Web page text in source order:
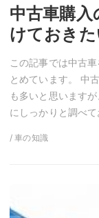
中古車購
けておき
この記事では中古
とめています。 中
も多いと思います
にしっかりと調べ
/ 車の知識